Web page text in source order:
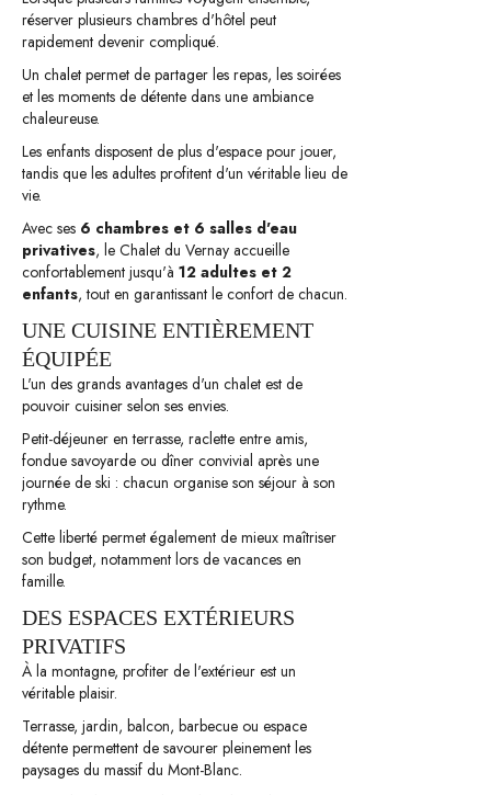
réserver plusieurs chambres d'hôtel peut
rapidement devenir compliqué.
Un chalet permet de partager les repas, les soirées
et les moments de détente dans une ambiance
chaleureuse.
Les enfants disposent de plus d'espace pour jouer,
tandis que les adultes profitent d'un véritable lieu de
vie.
Avec ses 6 chambres et 6 salles d'eau
privatives, le Chalet du Vernay accueille
confortablement jusqu'à 12 adultes et 2
enfants, tout en garantissant le confort de chacun.
UNE CUISINE ENTIÈREMENT
ÉQUIPÉE
L'un des grands avantages d'un chalet est de
pouvoir cuisiner selon ses envies.
Petit-déjeuner en terrasse, raclette entre amis,
fondue savoyarde ou dîner convivial après une
journée de ski : chacun organise son séjour à son
rythme.
Cette liberté permet également de mieux maîtriser
son budget, notamment lors de vacances en
famille.
DES ESPACES EXTÉRIEURS
PRIVATIFS
À la montagne, profiter de l'extérieur est un
véritable plaisir.
Terrasse, jardin, balcon, barbecue ou espace
détente permettent de savourer pleinement les
paysages du massif du Mont-Blanc.